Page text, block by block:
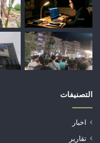
التصنيفات
اخبار
تقارير